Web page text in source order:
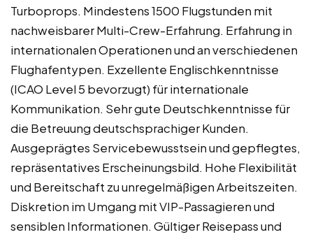
Turboprops. Mindestens 1500 Flugstunden mit
nachweisbarer Multi-Crew-Erfahrung. Erfahrung in
internationalen Operationen und an verschiedenen
Flughafentypen. Exzellente Englischkenntnisse
(ICAO Level 5 bevorzugt) für internationale
Kommunikation. Sehr gute Deutschkenntnisse für
die Betreuung deutschsprachiger Kunden.
Ausgeprägtes Servicebewusstsein und gepflegtes,
repräsentatives Erscheinungsbild. Hohe Flexibilität
und Bereitschaft zu unregelmäßigen Arbeitszeiten.
Diskretion im Umgang mit VIP-Passagieren und
sensiblen Informationen. Gültiger Reisepass und